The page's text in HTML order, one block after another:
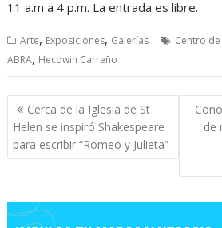
11 a.m a 4 p.m. La entrada es libre.
Arte, Exposiciones, Galerías Centro
ABRA, Hecdwin Carreño
Navegación
de
entradas
Cerca de la Iglesia de St
Helen se inspiró Shakespeare
para escribir “Romeo y Julieta”
de